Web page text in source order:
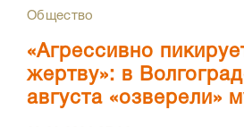
Общество
«Агрессивно
жертву»: в
августа «озверели»